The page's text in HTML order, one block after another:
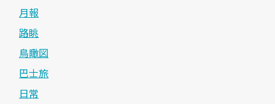
月報
路眺
鳥瞰図
巴士旅
日常